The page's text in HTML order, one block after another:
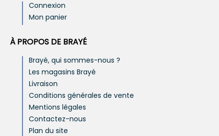
Connexion
Mon panier
À PROPOS DE BRAYÉ
Brayé, qui sommes-nous ?
Les magasins Brayé
Livraison
Conditions générales de vente
Mentions légales
Contactez-nous
Plan du site